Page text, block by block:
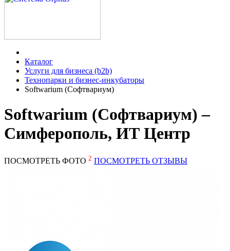
Каталог
Услуги для бизнеса (b2b)
Технопарки и бизнес-инкубаторы
Softwarium (Софтвариум)
Softwarium (Софтвариум) –
Симферополь, ИТ Центр
ПОСМОТРЕТЬ ФОТО 2 ПОСМОТРЕТЬ ОТЗЫВЫ